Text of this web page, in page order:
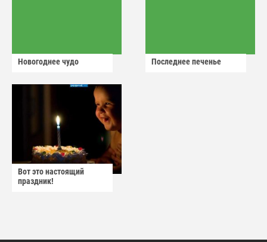
Новогоднее чудо Последнее печенье
Вот это настоящий
праздник!